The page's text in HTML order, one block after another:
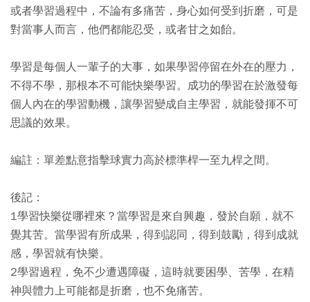
或者學習過程中，不論有多痛苦，身心如何受到折磨，可是
對當事人而言，他們都能忍受，或者甘之如飴。
學習是每個人一輩子的大事，如果學習停留在外在的壓力，
不得不學，那根本不可能快樂學習。成功的學習在於激發每
個人內在的學習動機，讓學習變成自主學習，就能發揮不可
思議的效果。
編註：單差點意指擊球實力高於標準桿一至九桿之間。
後記：
1學習快樂從哪裡來？當學習是來自興趣，發於自願，就不
覺其苦。當學習有所成果，得到認同，得到鼓勵，得到成就
感，學習就有快樂。
2學習過程，免不少遭遇障礙，這時就要困學、苦學，在精
神與體力上可能都是折磨，也不免痛苦。